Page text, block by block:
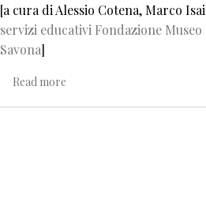
[a cura di Alessio Cotena, Marco
servizi educativi Fondazione
Savona]
Read more